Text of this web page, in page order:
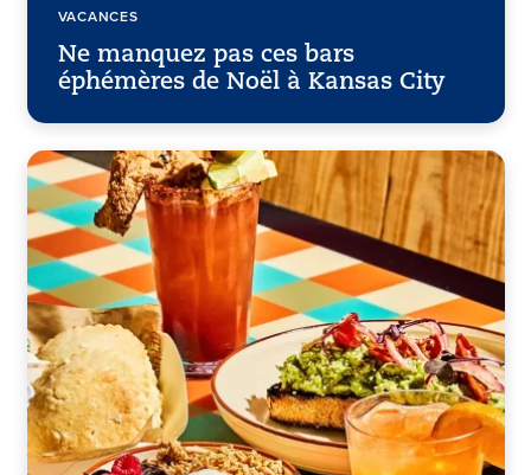
VACANCES
Ne manquez pas ces bars
éphémères de Noël à Kansas City